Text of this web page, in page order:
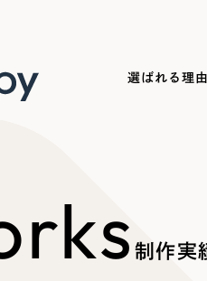
選ばれる理由
らず、
全国1,400社以上の支
可能性をひらくデザイ
リーピーによるお役立
制作実